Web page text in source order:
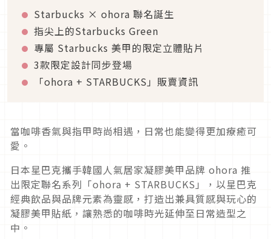
Starbucks × ohora 聯名誕生
指尖上的Starbucks Green
專屬 Starbucks 美甲的限定立體貼片
3款限定設計同步登場
「ohora + STARBUCKS」販賣資訊
當咖啡香氣與指甲時尚相遇，日常也能變得更加療癒可
愛。
日本星巴克攜手韓國人氣居家凝膠美甲品牌 ohora 推
出限定聯名系列「ohora + STARBUCKS」，以星巴克
經典飲品與品牌元素為靈感，打造出兼具質感與玩心的
凝膠美甲貼紙，讓熟悉的咖啡時光延伸至日常造型之
中。